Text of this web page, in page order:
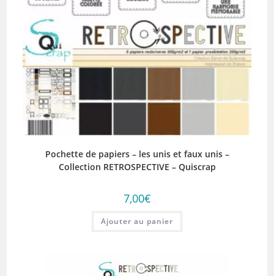
Pochette de papiers – les unis et faux unis –
Collection RETROSPECTIVE – Quiscrap
7,00€
Ajouter au panier